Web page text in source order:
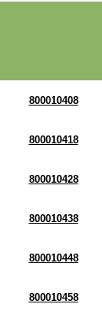
800010408
800010418
800010428
800010438
800010448
800010458